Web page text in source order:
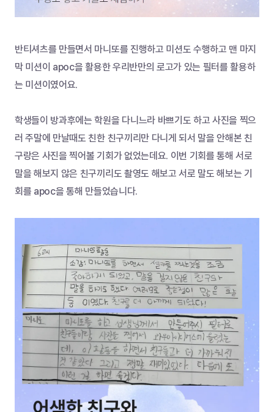
반티셔츠를 만들면서 마니또를 진행하고 미션도 수행하고 맨 마지
막 미션이 apoc을 활용한 우리반만의 로고가 있는 필터를 활용하
는 미션이였어요.
학생들이 방과후에는 학원을 다니느라 바쁘기도 하고 사진을 찍으
러 주말에 만날때도 친한 친구끼리만 다니게 되서 말을 안해본 친
구랑은 사진을 찍어볼 기회가 없었는데요. 이번 기회를 통해 서로
말을 해보지 않은 친구끼리도 촬영도 해보고 서로 말도 해보는 기
회를 apoc을 통해 만들었습니다.